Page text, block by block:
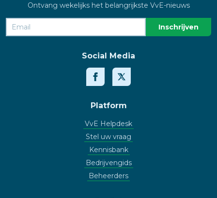
Ontvang wekelijks het belangrijkste VvE-nieuws
Social Media
Platform
VvE Helpdesk
Stel uw vraag
Kennisbank
Bedrijvengids
Beheerders